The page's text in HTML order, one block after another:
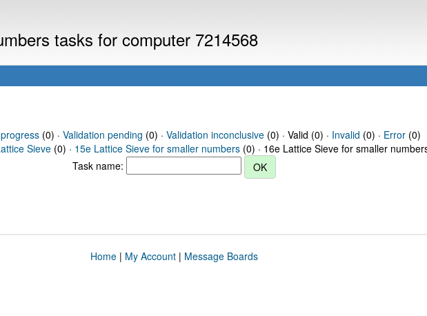
tasks for computer 7214568
(0) · Validation pending (0) · Validation inconclusive(0) · Valid (0) · Invalid (0) · Error(0)
Sieve (0) · 15e Lattice Sieve for smaller numbers (0) · 16e Lattice Sieve for smaller
Task name:
Home| My Account| Message Boards